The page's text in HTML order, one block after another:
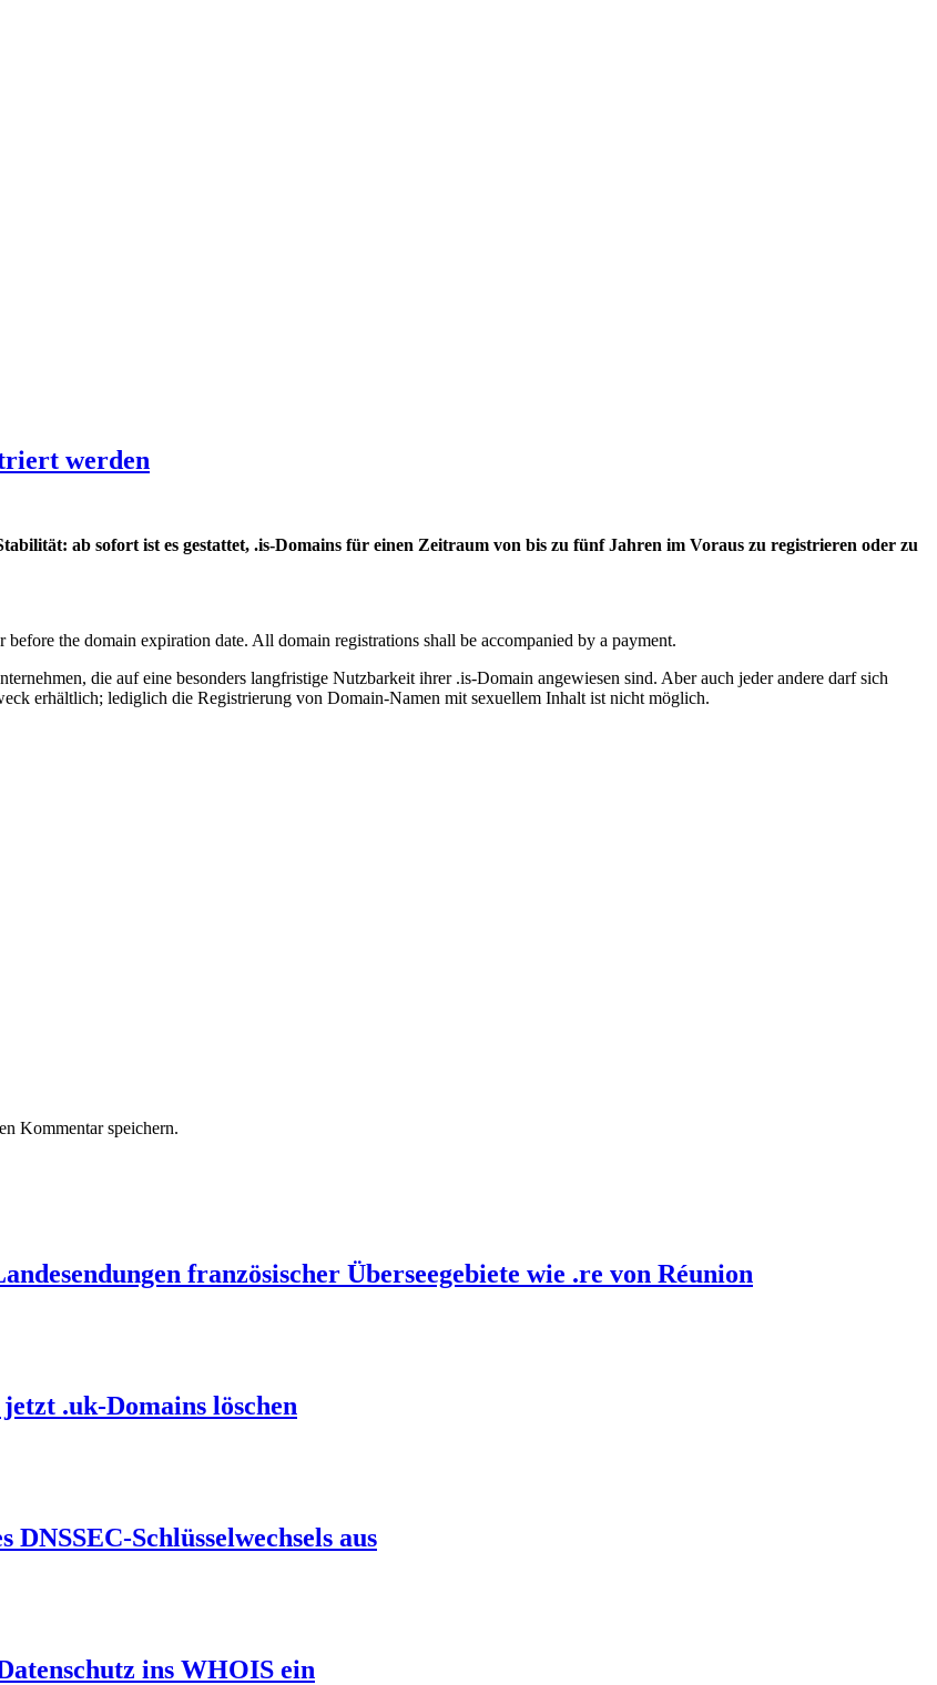
werden
ab sofort ist es gestattet, .is-Domains für einen Zeitraum von bis zu fünf Jahren im Voraus zu registrieren oder zu
the domain expiration date. All domain registrations shall be accompanied by a payment.
die auf eine besonders langfristige Nutzbarkeit ihrer .is-Domain angewiesen sind. Aber auch jeder andere darf sich
erhältlich; lediglich die Registrierung von Domain-Namen mit sexuellem Inhalt ist nicht möglich.
Kommentar speichern.
französischer Überseegebiete wie .re von Réunion
.uk-Domains löschen
Schlüsselwechsels aus
ins WHOIS ein